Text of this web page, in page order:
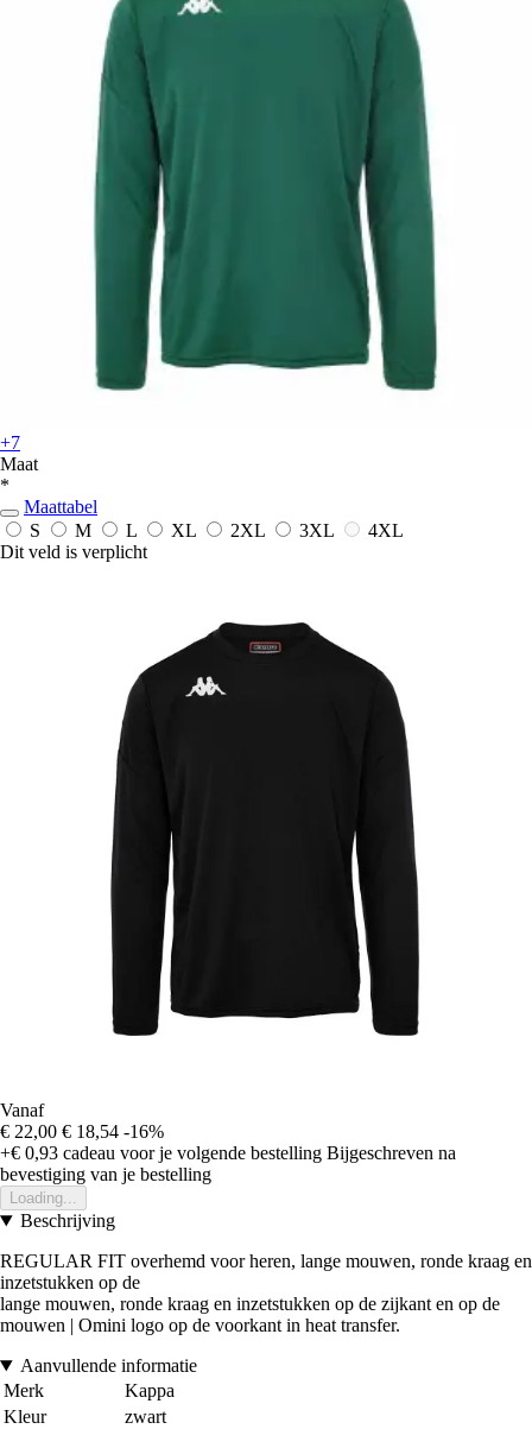
+7
Maat
*
Maattabel
S
M L XL 2XL 3XL
4XL
Dit veld is verplicht
Vanaf
€ 22,00 € 18,54 -16%
+€ 0,93 cadeau voor je volgende bestelling Bijgeschreven na
bevestiging van je bestelling
Loading...
Beschrijving
REGULAR FIT overhemd voor heren, lange mouwen, ronde kraag en
inzetstukken op de
lange mouwen, ronde kraag en inzetstukken op de zijkant en op de
mouwen | Omini logo op de voorkant in heat transfer.
Aanvullende informatie
Merk
Kappa
Kleur
zwart